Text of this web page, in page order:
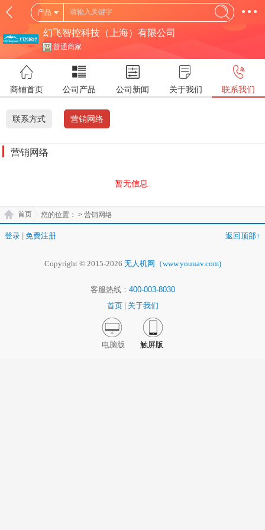
产品
幻飞智控科技（上海）有限公司
普通商家
商铺首页 公司产品 公司新闻 关于我们 联系我们
联系方式 营销网络
营销网络
暂无信息.
您的位置：
首页 > 营销网络
登录 免费注册 返回顶部↑
Copyright © 2015-2026 无人机网（www.youuav.com)
客服热线： 400-003-8030
首页
关于我们
电脑版 触屏版